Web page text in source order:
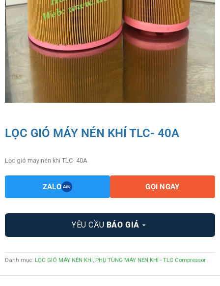
LỌC GIÓ MÁY NÉN KHÍ TLC- 40A
Lọc gió máy nén khí TLC- 40A
ZALO Zalo GỌI NGAY
YÊU CẦU BÁO GIÁ
Danh mục: LỌC GIÓ MÁY NÉN KHÍ, PHỤ TÙNG MÁY NÉN KHÍ - TLC Compressor